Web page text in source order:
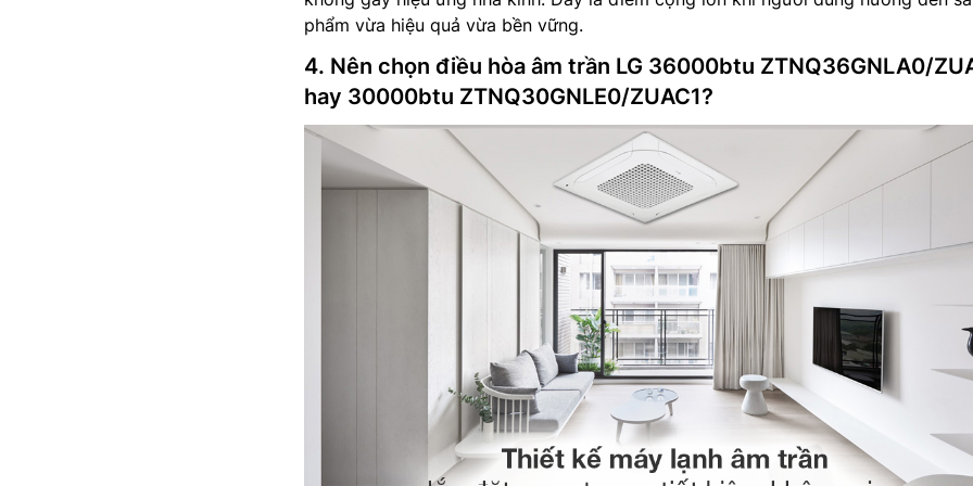
phẩm vừa hiệu quả vừa bền vững.
4. Nên chọn điều hòa âm trần LG 36000btu ZTNQ36GNLA0/
hay 30000btu ZTNQ30GNLE0/ZUAC1?